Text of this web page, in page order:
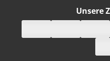
Unsere